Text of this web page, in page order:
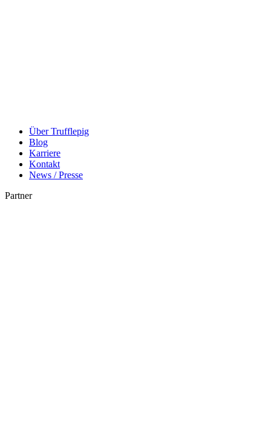
Über Trufflepig
Blog
Karriere
Kontakt
News / Presse
Partner